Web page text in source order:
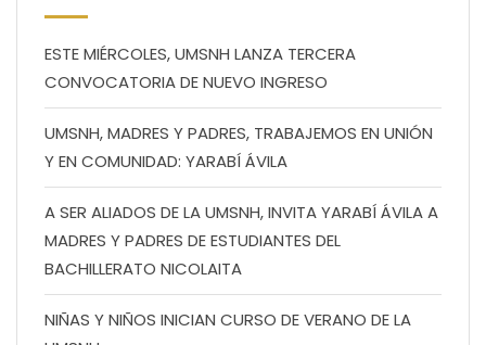
ESTE MIÉRCOLES, UMSNH LANZA TERCERA
CONVOCATORIA DE NUEVO INGRESO
UMSNH, MADRES Y PADRES, TRABAJEMOS EN UNIÓN
Y EN COMUNIDAD: YARABÍ ÁVILA
A SER ALIADOS DE LA UMSNH, INVITA YARABÍ ÁVILA A
MADRES Y PADRES DE ESTUDIANTES DEL
BACHILLERATO NICOLAITA
NIÑAS Y NIÑOS INICIAN CURSO DE VERANO DE LA